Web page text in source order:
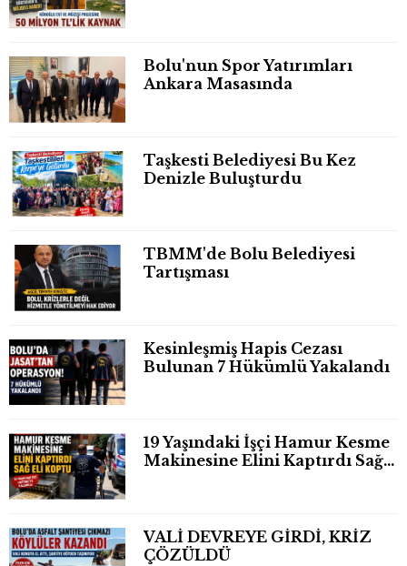
Bolu'nun Spor Yatırımları
Ankara Masasında
Taşkesti Belediyesi Bu Kez
Denizle Buluşturdu
TBMM'de Bolu Belediyesi
Tartışması
Kesinleşmiş Hapis Cezası
Bulunan 7 Hükümlü Yakalandı
19 Yaşındaki İşçi Hamur Kesme
Makinesine Elini Kaptırdı Sağ
VALİ DEVREYE GİRDİ, KRİZ
ÇÖZÜLDÜ